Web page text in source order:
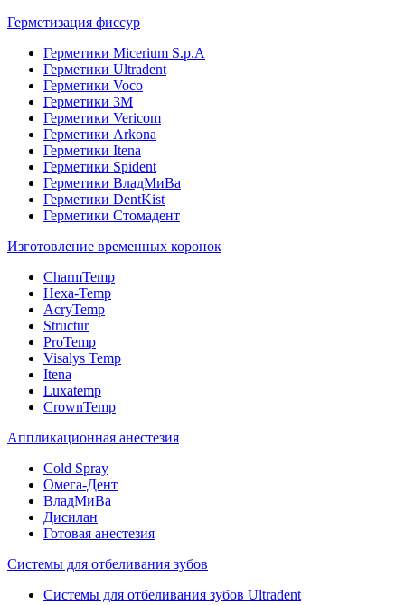
Герметизация фиссур
Герметики Micerium S.p.A
Герметики Ultradent
Герметики Voco
Герметики 3M
Герметики Vericom
Герметики Arkona
Герметики Itena
Герметики Spident
Герметики ВладМиВа
Герметики DentKist
Герметики Стомадент
Изготовление временных коронок
CharmTemp
Hexa-Temp
AcryTemp
Structur
ProTemp
Visalys Temp
Itena
Luxatemp
CrownTemp
Аппликационная анестезия
Cold Spray
Омега-Дент
ВладМиВа
Дисилан
Готовая анестезия
Системы для отбеливания зубов
Системы для отбеливания зубов Ultradent